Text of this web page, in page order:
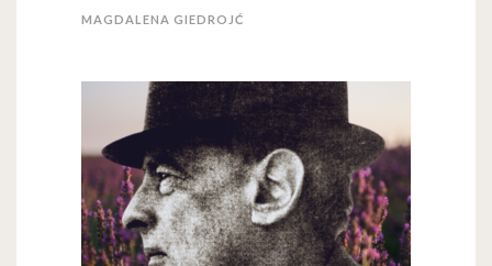
MAGDALENA GIEDROJĆ